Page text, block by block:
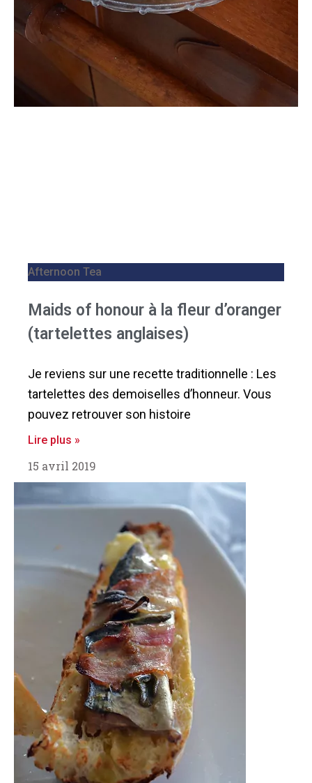
Afternoon Tea
Maids of honour à la fleur d’oranger
(tartelettes anglaises)
Je reviens sur une recette traditionnelle : Les
tartelettes des demoiselles d’honneur. Vous
pouvez retrouver son histoire
Lire plus »
15 avril 2019